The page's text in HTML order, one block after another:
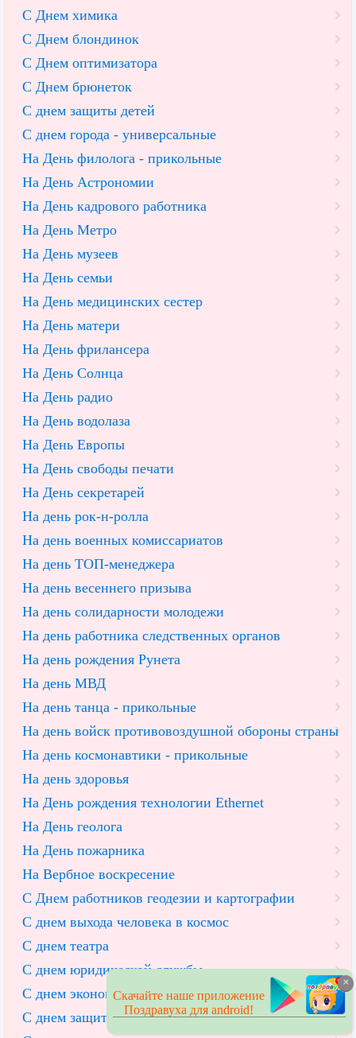
С Днем химика
С Днем блондинок
С Днем оптимизатора
С Днем брюнеток
С днем защиты детей
С днем города - универсальные
На День филолога - прикольные
На День Астрономии
На День кадрового работника
На День Метро
На День музеев
На День семьи
На День медицинских сестер
На День матери
На День фрилансера
На День Солнца
На День радио
На День водолаза
На День Европы
На День свободы печати
На День секретарей
На день рок-н-ролла
На день военных комиссариатов
На день ТОП-менеджера
На день весеннего призыва
На день солидарности молодежи
На день работника следственных органов
На день рождения Рунета
На день МВД
На день танца - прикольные
На день войск противовоздушной обороны страны
На день космонавтики - прикольные
На день здоровья
На День рождения технологии Ethernet
На День геолога
На День пожарника
На Вербное воскресение
С Днем работников геодезии и картографии
С днем выхода человека в космос
С днем театра
С днем юридической службы
С днем экономических преступлений
С днем защиты прав потребителей
×
Скачайте наше приложение
Поздравуха для android!